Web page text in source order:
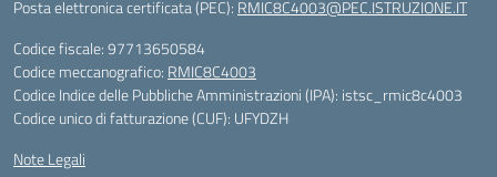
Posta elettronica certificata (PEC): RMIC8C4003@PEC.ISTRUZIONE.IT
Codice fiscale: 97713650584
Codice meccanografico: RMIC8C4003
Codice Indice delle Pubbliche Amministrazioni (IPA): istsc_rmic8c4003
Codice unico di fatturazione (CUF): UFYDZH
Note Legali